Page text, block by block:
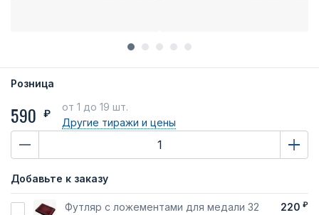
Розница
590 ₽
от 1 до 19 шт.
Другие тиражии цены
Добавьте к заказу
Футляр с ложементами для медали 32
220 ₽